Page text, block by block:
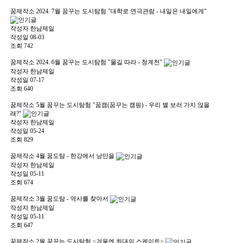
꿈제작소 2024. 7월 꿈꾸는 도시탐험 "대학로 연극관람 - 내일은 내일에게"
작성자 한남제일
작성일 08-03
조회 742
꿈제작소 2024. 6월 꿈꾸는 도시탐험 "물길 따라 - 청계천"
작성자 한남제일
작성일 07-17
조회 640
꿈제작소 5월 꿈꾸는 도시탐험 "꿈캠(꿈꾸는 캠핑) - 우리 별 보러 가지 않을
래?"
작성자 한남제일
작성일 05-24
조회 829
꿈제작소 4월 꿈도탐 - 한강에서 낭만을
작성자 한남제일
작성일 05-11
조회 674
꿈제작소 3월 꿈도탐 - 역사를 찾아서
작성자 한남제일
작성일 05-11
조회 647
꿈제작소 2월 꿈꾸는 도시탐험 <겨울엔 최대의 스케이트>